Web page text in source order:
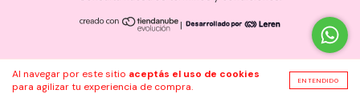
Al navegar por este sitio aceptás el uso de cookies
para agilizar tu experiencia de compra.
ENTENDIDO
|